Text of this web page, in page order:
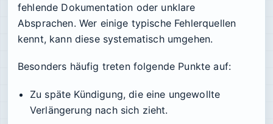
fehlende Dokumentation oder unklare
Absprachen. Wer einige typische Fehlerquellen
kennt, kann diese systematisch umgehen.
Besonders häufig treten folgende Punkte auf:
Zu späte Kündigung, die eine ungewollte
Verlängerung nach sich zieht.